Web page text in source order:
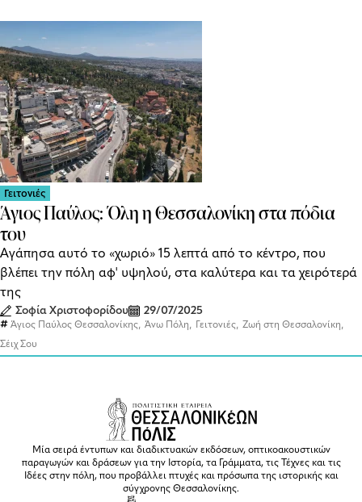
Γειτονιές
Άγιος Παύλος: Όλη η Θεσσαλονίκη στα πόδια
του
Αγάπησα αυτό το «χωριό» 15 λεπτά από το κέντρο, που
βλέπει την πόλη αφ' υψηλού, στα καλύτερα και τα χειρότερά
της
Σοφία Χριστοφορίδου 29/07/2025
Άγιος Παύλος Θεσσαλονίκης, Άνω Πόλη, Γειτονιές, Ζωή στη Θεσσαλονίκη,
Σέιχ Σου
Μία σειρά έντυπων και διαδικτυακών εκδόσεων, οπτικοακουστικών
παραγωγών και δράσεων για την Ιστορία, τα Γράμματα, τις Τέχνες και τις
Ιδέες στην πόλη, που προβάλλει πτυχές και πρόσωπα της ιστορικής και
σύγχρονης Θεσσαλονίκης.